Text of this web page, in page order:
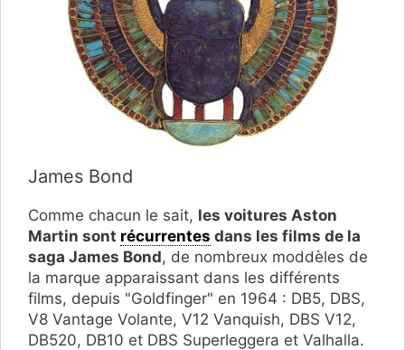
James Bond
Comme chacun le sait, les voitures Aston
Martin sont récurrentes dans les films de la
saga James Bond, de nombreux moddèles de
la marque apparaissant dans les différents
films, depuis "Goldfinger" en 1964 : DB5, DBS,
V8 Vantage Volante, V12 Vanquish, DBS V12,
DB520, DB10 et DBS Superleggera et Valhalla.